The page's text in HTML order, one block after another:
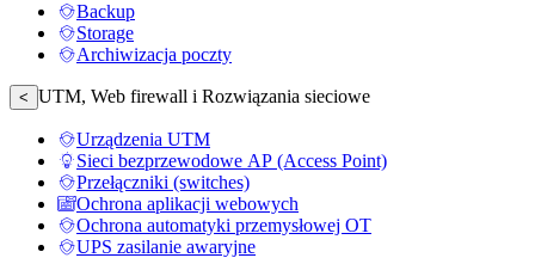
Backup
Storage
Archiwizacja poczty
< UTM, Web firewall i Rozwiązania sieciowe
Urządzenia UTM
Sieci bezprzewodowe AP (Access Point)
Przełączniki (switches)
Ochrona aplikacji webowych
Ochrona automatyki przemysłowej OT
UPS zasilanie awaryjne